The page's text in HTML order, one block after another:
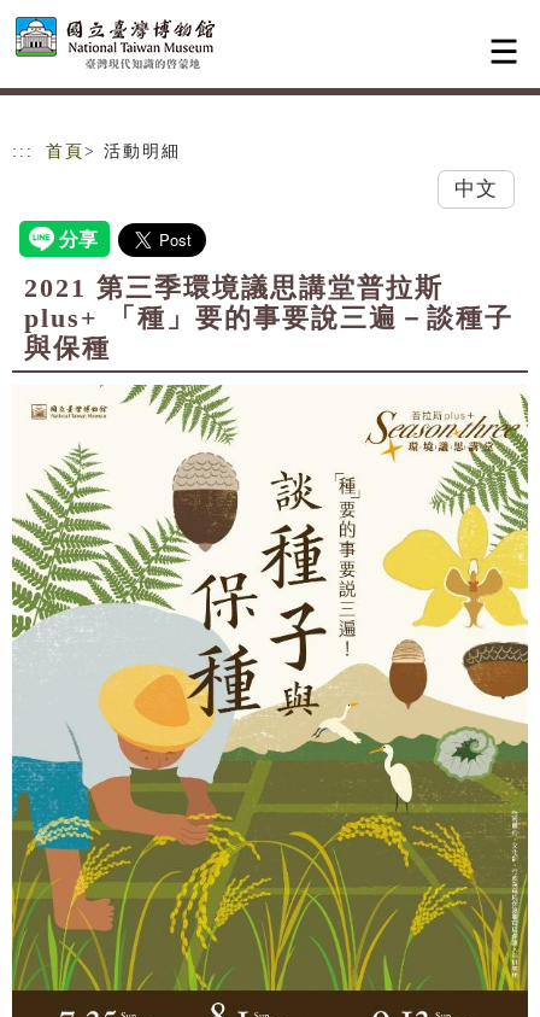
跳到主要內容
網站導覽
::: 首頁 > 活動明細
中文
2021 第三季環境議思講堂普拉斯
plus+ 「種」要的事要說三遍－談種子
與保種